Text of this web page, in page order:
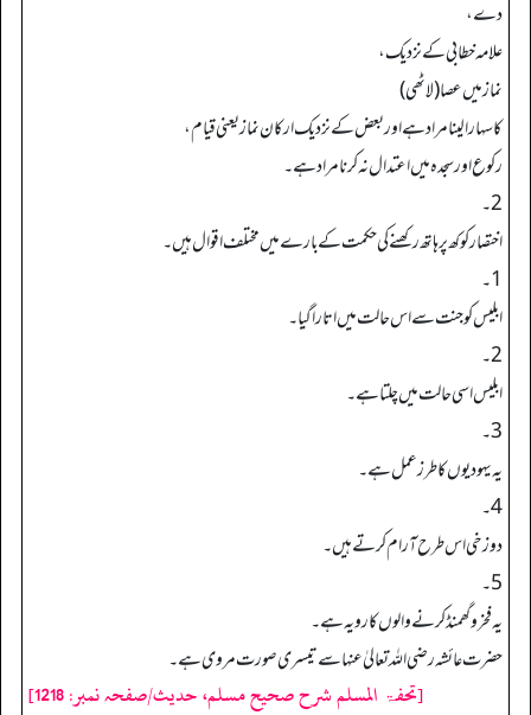
دے،
علامہ خطابی کے نزدیک،
نمازمیں عصا (لاٹھی)
کا سہارا لینا مراد ہے اور بعض کے نزدیک ارکان نماز یعنی قیام،
رکوع اور سجدہ میں اعتدال نہ کرنا مراد ہے۔
2۔
اختصار کوکھ پر ہاتھ رکھنے کی حکمت کے بارے میں مختلف اقوال ہیں۔
1۔
ابلیس کو جنت سے اس حالت میں اتارا گیا۔
2۔
ابلیس اسی حالت میں چلتا ہے۔
3۔
یہ یہودیوں کا طرز عمل ہے۔
4۔
دوزخی اس طرح آرام کرتےہیں۔
5۔
یہ فخرو گھمنڈ کرنے والوں کا رویہ ہے۔
حضرت عائشہ رضی اللہ تعالیٰ عنہا سے تیسری صورت مروی ہے۔
[تحفۃ المسلم شرح صحیح مسلم، حدیث/صفحہ نمبر: 1218]